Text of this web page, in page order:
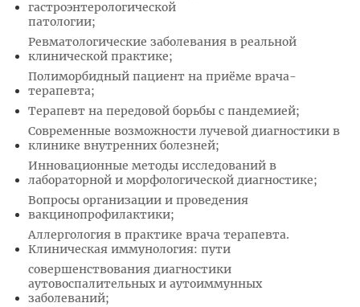
гастроэнтерологической
патологии;
Ревматологические заболевания в реальной
клинической практике;
Полиморбидный пациент на приёме врача-
терапевта;
Терапевт на передовой борьбы с пандемией;
Современные возможности лучевой диагностики в
клинике внутренних болезней;
Инновационные методы исследований в
лабораторной и морфологической диагностике;
Вопросы организации и проведения
вакцинопрофилактики;
Аллергология в практике врача терапевта.
Клиническая иммунология: пути
совершенствования диагностики
аутовоспалительных и аутоиммунных
заболеваний;